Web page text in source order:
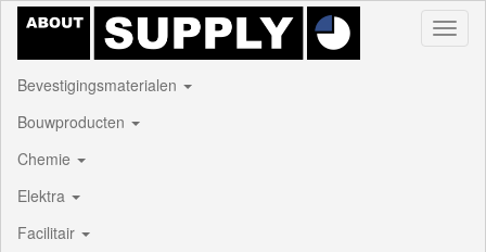
Bevestigingsmaterialen
Bouwproducten
Chemie
Elektra
Facilitair